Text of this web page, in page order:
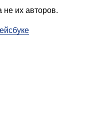
не их авторов.